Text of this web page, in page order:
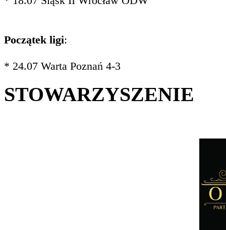
Początek ligi:
* 24.07 Warta Poznań 4-3
STOWARZYSZENIE